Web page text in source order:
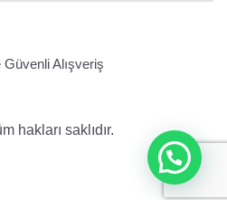
Güvenli Alışveriş
hakları saklıdır.